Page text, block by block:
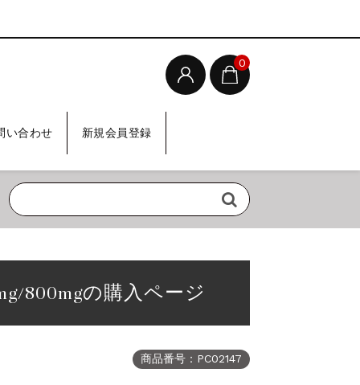
0
い合わせ 新規会員登録
800mgの購入ページ
商品番号：PC02147